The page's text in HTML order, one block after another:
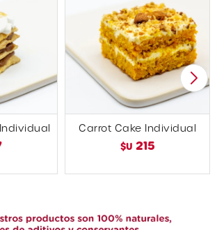
Carrot Cake Individual
$U 215